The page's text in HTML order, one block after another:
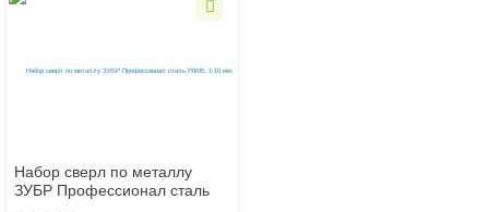
Главная Расходные материалы
Свёрла по металлу
Набор сверл по металлу
ЗУБР Профессионал сталь